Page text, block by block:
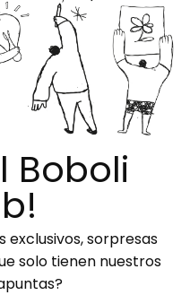
Boboli
exclusivos, sorpresas
solo tienen nuestros